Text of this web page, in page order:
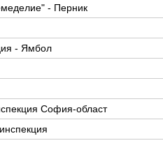
- Перник
- Ямбол
София-област